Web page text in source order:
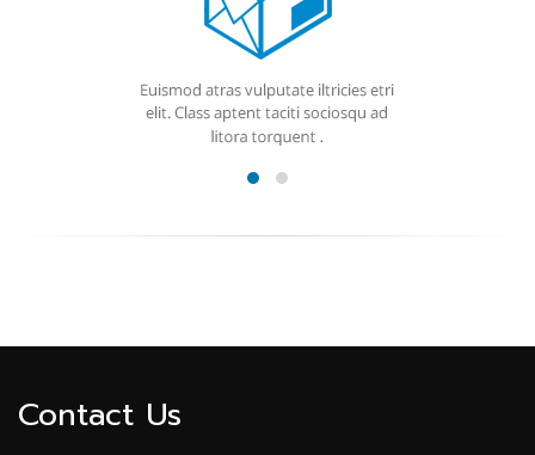
Contact Us